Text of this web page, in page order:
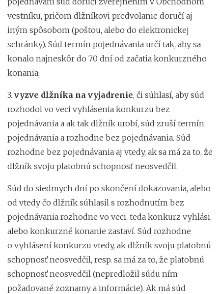
vestníku, pričom dlžníkovi predvolanie doručí aj
iným spôsobom (poštou, alebo do elektronickej
schránky). Súd termín pojednávania určí tak, aby sa
konalo najneskôr do 70 dní od začatia konkurzného
konania;
3. vyzve dlžníka na vyjadrenie, či súhlasí, aby súd
rozhodol vo veci vyhlásenia konkurzu bez
pojednávania a ak tak dlžník urobí, súd zruší termín
pojednávania a rozhodne bez pojednávania. Súd
rozhodne bez pojednávania aj vtedy, ak sa má za to, že
dlžník svoju platobnú schopnosť neosvedčil.
Súd do siedmych dní po skončení dokazovania, alebo
od vtedy čo dlžník súhlasil s rozhodnutím bez
pojednávania rozhodne vo veci, teda konkurz vyhlási,
alebo konkurzné konanie zastaví. Súd rozhodne
o vyhlásení konkurzu vtedy, ak dlžník svoju platobnú
schopnosť neosvedčil, resp. sa má za to, že platobnú
schopnosť neosvedčil (nepredložil súdu ním
požadované zoznamy a informácie). Ak má súd